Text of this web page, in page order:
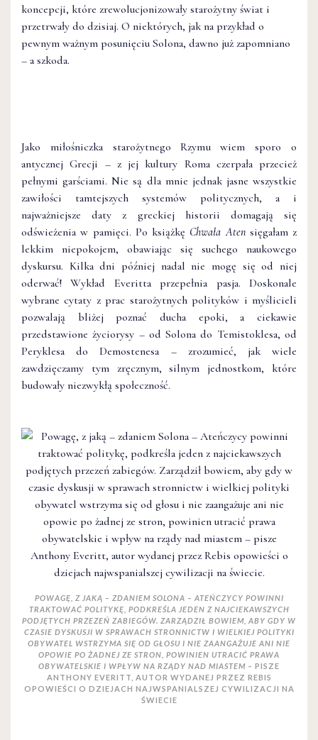
koncepcji, które zrewolucjonizowały starożytny świat i
przetrwały do dzisiaj. O niektórych, jak na przykład o
pewnym ważnym posunięciu Solona, dawno już zapomniano
– a szkoda.
Jako miłośniczka starożytnego Rzymu wiem sporo o
antycznej Grecji – z jej kultury Roma czerpała przecież
pełnymi garściami. Nie są dla mnie jednak jasne wszystkie
zawiłości tamtejszych systemów politycznych, a i
najważniejsze daty z greckiej historii domagają się
odświeżenia w pamięci. Po książkę Chwała Atensięgałam z
lekkim niepokojem, obawiając się suchego naukowego
dyskursu. Kilka dni później nadal nie mogę się od niej
oderwać! Wykład Everitta przepełnia pasja. Doskonale
wybrane cytaty z prac starożytnych polityków i myślicieli
pozwalają bliżej poznać ducha epoki, a ciekawie
przedstawione życiorysy – od Solona do Temistoklesa, od
Peryklesa do Demostenesa – zrozumieć, jak wiele
zawdzięczamy tym zręcznym, silnym jednostkom, które
budowały niezwykłą społeczność.
POWAGĘ, Z JAKĄ – ZDANIEM SOLONA – ATEŃCZYCY POWINNI
TRAKTOWAĆ POLITYKĘ, PODKREŚLA JEDEN Z NAJCIEKAWSZYCH
PODJĘTYCH PRZEZEŃ ZABIEGÓW. ZARZĄDZIŁ BOWIEM, ABY GDY W
CZASIE DYSKUSJI W SPRAWACH STRONNICTW I WIELKIEJ POLITYKI
OBYWATEL WSTRZYMA SIĘ OD GŁOSU I NIE ZAANGAŻUJE ANI NIE
OPOWIE PO ŻADNEJ ZE STRON, POWINIEN UTRACIĆ PRAWA
OBYWATELSKIE I WPŁYW NA RZĄDY NAD MIASTEM – PISZE
ANTHONY EVERITT, AUTOR WYDANEJ PRZEZ REBIS
OPOWIEŚCI O DZIEJACH NAJWSPANIALSZEJ CYWILIZACJI NA
ŚWIECIE